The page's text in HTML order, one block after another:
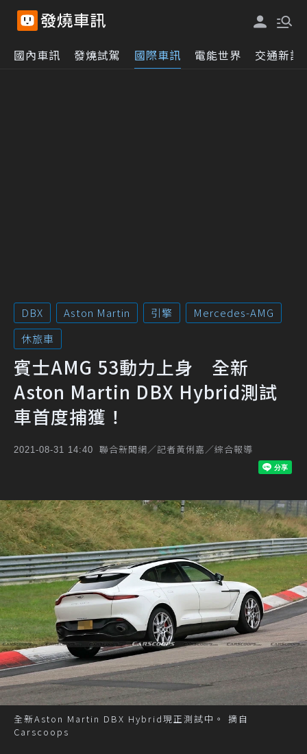
國內車訊 發燒試駕 國際車訊 電能世界 交通新訊
DBX Aston Martin 引擎
Mercedes-AMG
休旅車
賓士AMG 53動力上身 全新
Aston Martin DBX Hybrid測試
車首度捕獲！
2021-08-31 14:40 聯合新聞網／記者黃俐嘉／綜合報導
全新Aston Martin DBX Hybrid現正測試中。 摘自
Carscoops